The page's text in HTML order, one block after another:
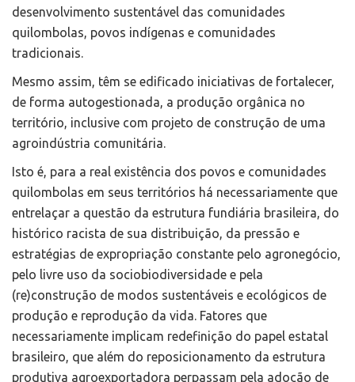
desenvolvimento sustentável das comunidades
quilombolas, povos indígenas e comunidades
tradicionais.
Mesmo assim, têm se edificado iniciativas de fortalecer,
de forma autogestionada, a produção orgânica no
território, inclusive com projeto de construção de uma
agroindústria comunitária.
Isto é, para a real existência dos povos e comunidades
quilombolas em seus territórios há necessariamente que
entrelaçar a questão da estrutura fundiária brasileira, do
histórico racista de sua distribuição, da pressão e
estratégias de expropriação constante pelo agronegócio,
pelo livre uso da sociobiodiversidade e pela
(re)construção de modos sustentáveis e ecológicos de
produção e reprodução da vida. Fatores que
necessariamente implicam redefinição do papel estatal
brasileiro, que além do reposicionamento da estrutura
produtiva agroexportadora perpassam pela adoção de